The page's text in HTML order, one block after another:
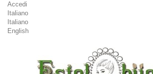
Accedi
Italiano
Italiano
English